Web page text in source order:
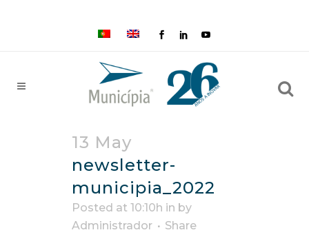
13 May
newsletter-
municipia_2022
Posted at 10:10h in by
Administrador
Share